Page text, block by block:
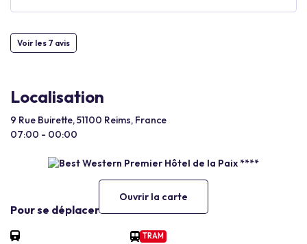
Voir les 7 avis
Localisation
9 Rue Buirette, 51100 Reims, France
07:00 - 00:00
Ouvrir la carte
Pour se déplacer
TRAM